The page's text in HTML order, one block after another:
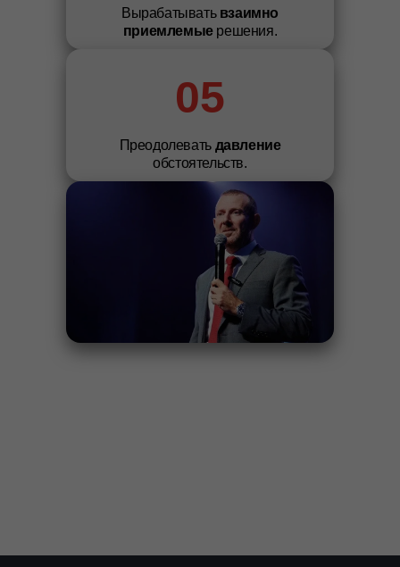
Вырабатывать взаимно
приемлемыерешения.
05
Преодолевать давление
обстоятельств.